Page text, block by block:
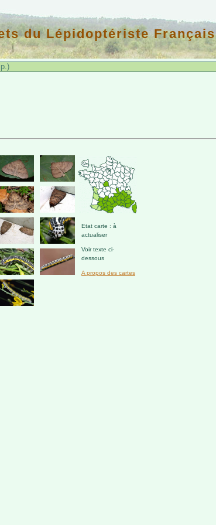
du Lépidoptériste Français
Etat carte : à
actualiser
Voir texte ci-
dessous
A propos des cartes